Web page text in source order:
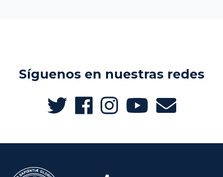
Síguenos en nuestras redes